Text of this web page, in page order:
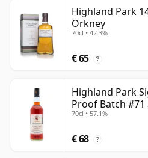
Highland Park
Orkney
70cl • 42.3%
€ 65 ?
Highland Park
Proof Batch #71
jaar oud
70cl • 57.1%
€ 68 ?